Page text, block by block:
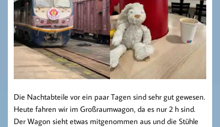
Die Nachtabteile vor ein paar Tagen sind sehr gut gewesen.
Heute fahren wir im Großraumwagon, da es nur 2 h sind.
Der Wagon sieht etwas mitgenommen aus und die Stühle